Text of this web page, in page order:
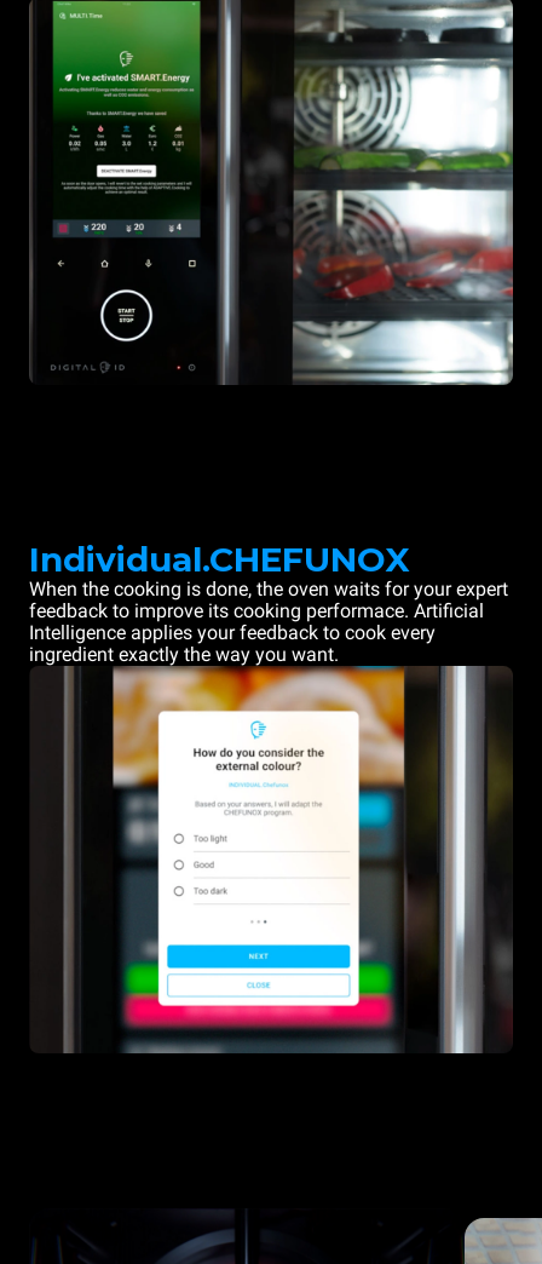
Individual.CHEFUNOX
When the cooking is done, the oven waits for your expert
feedback to improve its cooking performace. Artificial
Intelligence applies your feedback to cook every
ingredient exactly the way you want.